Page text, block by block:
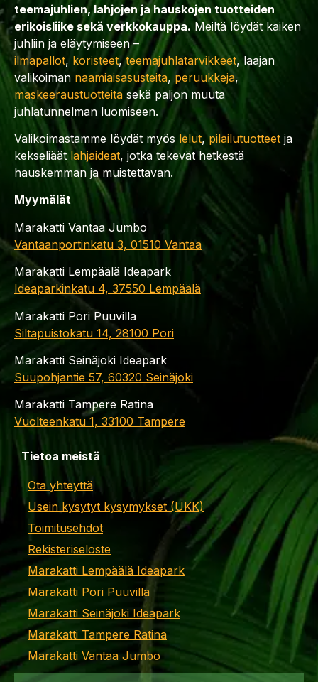
teemajuhlien, lahjojen ja hauskojen tuotteiden
erikoisliike sekä verkkokauppa. Meiltä löydät kaiken
juhliin ja eläytymiseen –
ilmapallot, koristeet,teemajuhlatarvikkeet, laajan
valikoiman naamiaisasusteita, peruukkeja,
maskeeraustuotteita sekä paljon muuta
juhlatunnelman luomiseen.
Valikoimastamme löydät myös lelut,pilailutuotteet ja
kekseliäät lahjaideat, jotka tekevät hetkestä
hauskemman ja muistettavan.
Myymälät
Marakatti Vantaa Jumbo
Vantaanportinkatu 3, 01510 Vantaa
Marakatti Lempäälä Ideapark
Ideaparkinkatu 4, 37550 Lempäälä
Marakatti Pori Puuvilla
Siltapuistokatu 14, 28100 Pori
Marakatti Seinäjoki Ideapark
Suupohjantie 57, 60320 Seinäjoki
Marakatti Tampere Ratina
Vuolteenkatu 1, 33100 Tampere
Tietoa meistä
Ota yhteyttä
Usein kysytyt kysymykset (UKK)
Toimitusehdot
Rekisteriseloste
Marakatti Lempäälä Ideapark
Marakatti Pori Puuvilla
Marakatti Seinäjoki Ideapark
Marakatti Tampere Ratina
Marakatti Vantaa Jumbo